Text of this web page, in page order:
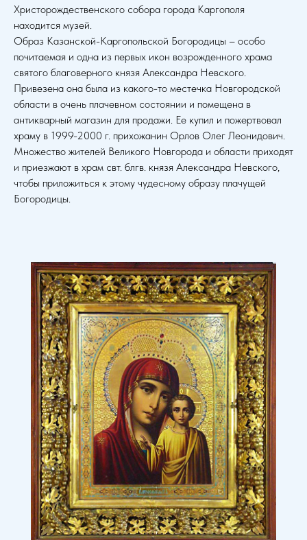
Христорождественского собора города Каргополя
находится музей.
Образ Казанской-Каргопольской Богородицы – особо
почитаемая и одна из первых икон возрожденного храма
святого благоверного князя Александра Невского.
Привезена она была из какого-то местечка Новгородской
области в очень плачевном состоянии и помещена в
антикварный магазин для продажи. Ее купил и пожертвовал
храму в 1999-2000 г. прихожанин Орлов Олег Леонидович.
Множество жителей Великого Новгорода и области приходят
и приезжают в храм свт. блгв. князя Александра Невского,
чтобы приложиться к этому чудесному образу плачущей
Богородицы.